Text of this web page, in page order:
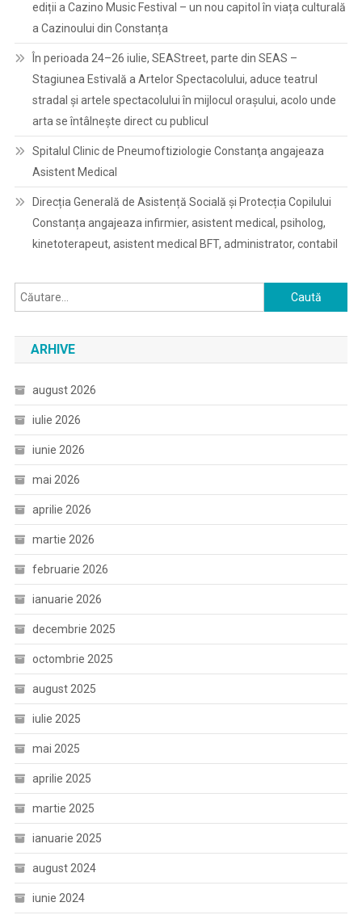
ediții a Cazino Music Festival – un nou capitol în viața culturală
a Cazinoului din Constanța
În perioada 24–26 iulie, SEAStreet, parte din SEAS –
Stagiunea Estivală a Artelor Spectacolului, aduce teatrul
stradal și artele spectacolului în mijlocul orașului, acolo unde
arta se întâlnește direct cu publicul
Spitalul Clinic de Pneumoftiziologie Constanţa angajeaza
Asistent Medical
Direcția Generală de Asistență Socială și Protecția Copilului
Constanța angajeaza infirmier, asistent medical, psiholog,
kinetoterapeut, asistent medical BFT, administrator, contabil
Caută
după:
ARHIVE
august 2026
iulie 2026
iunie 2026
mai 2026
aprilie 2026
martie 2026
februarie 2026
ianuarie 2026
decembrie 2025
octombrie 2025
august 2025
iulie 2025
mai 2025
aprilie 2025
martie 2025
ianuarie 2025
august 2024
iunie 2024